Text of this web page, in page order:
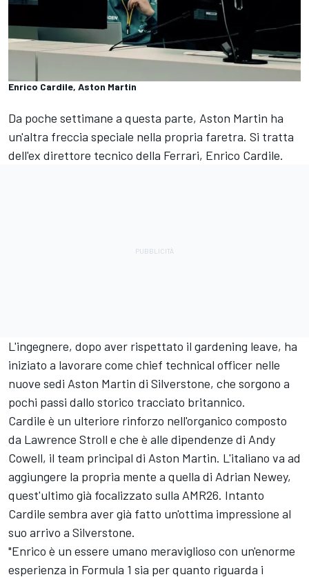
Enrico Cardile, Aston Martin
Da poche settimane a questa parte, Aston Martin ha
un'altra freccia speciale nella propria faretra. Si tratta
dell'ex direttore tecnico della Ferrari, Enrico Cardile.
L'ingegnere, dopo aver rispettato il gardening leave, ha
iniziato a lavorare come chief technical officer nelle
nuove sedi Aston Martin di Silverstone, che sorgono a
pochi passi dallo storico tracciato britannico.
Cardile è un ulteriore rinforzo nell'organico composto
da Lawrence Stroll e che è alle dipendenze di Andy
Cowell, il team principal di Aston Martin. L'italiano va ad
aggiungere la propria mente a quella di Adrian Newey,
quest'ultimo già focalizzato sulla AMR26. Intanto
Cardile sembra aver già fatto un'ottima impressione al
suo arrivo a Silverstone.
"Enrico è un essere umano meraviglioso con un'enorme
esperienza in Formula 1 sia per quanto riguarda i